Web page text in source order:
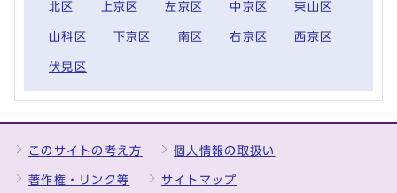
北区 上京区 左京区 中京区 東山区
山科区 下京区 南区 右京区 西京区
伏見区
このサイトの考え方 個人情報の取扱い
著作権・リンク等 サイトマップ